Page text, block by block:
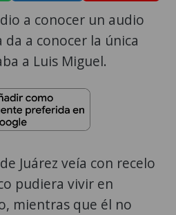
a conocer un audio
a conocer la única
a Luis Miguel.
Juárez veía con recelo
pudiera vivir en
mientras que él no